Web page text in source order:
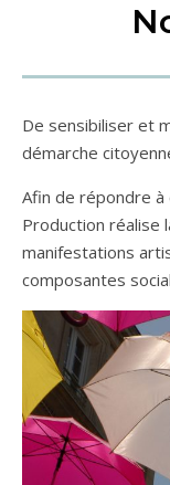
De sensibiliser et
démarche
Afin de répondre
Production
manifestations
composantes